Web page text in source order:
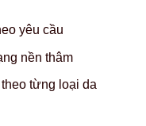
yêu cầu
nền thâm
từng loại da